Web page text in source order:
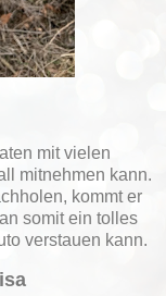
mit vielen
mitnehmen kann.
kommt er
somit ein tolles
verstauen kann.